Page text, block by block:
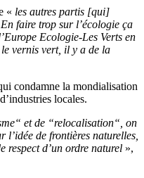
« les autres partis [qui]
En faire trop sur l’écologie ça
Ecologie-Les Verts en
le vernis vert, il y a de la
condamne la mondialisation
locales.
et de “relocalisation“, on
l’idée de frontières naturelles,
respect d’un ordre naturel »,